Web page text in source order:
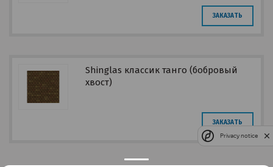
ЗАКАЗАТЬ
Shinglas классик танго (бобровый
хвост)
ЗАКАЗАТЬ
Privacy notice